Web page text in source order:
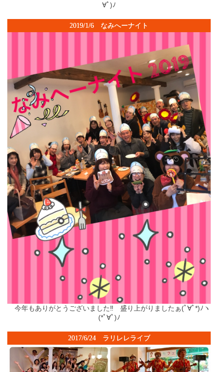
∀ﾟ)ﾉ
2019/1/6 なみへーナイト
今年もありがとうございました‼ 盛り上がりましたぁ(ﾟ∀ﾟ*)ﾉヽ
(*ﾟ∀ﾟ)ﾉ
2017/6/24 ラリレレライブ